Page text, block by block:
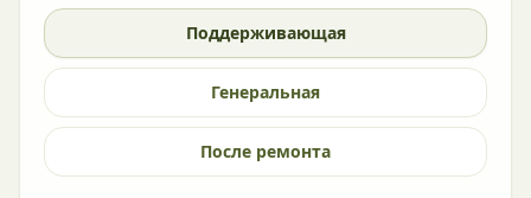
Поддерживающая
Генеральная
После ремонта